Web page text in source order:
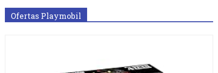
Ofertas Playmobil